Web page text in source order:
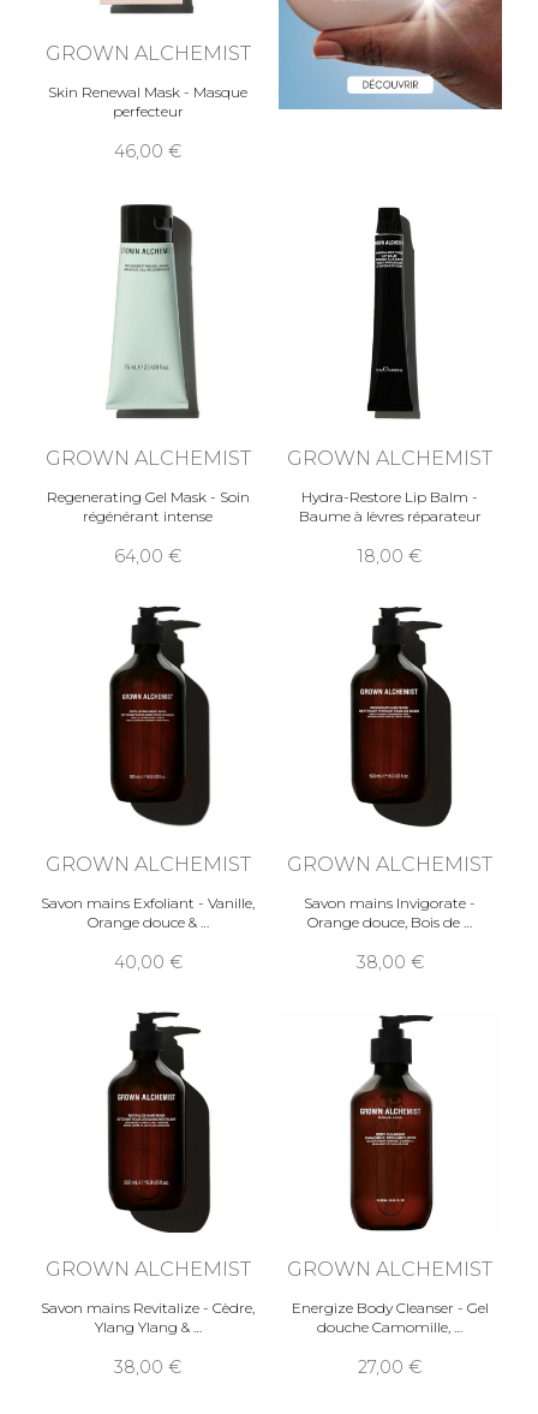
GROWN ALCHEMIST
Skin Renewal Mask - Masque
perfecteur
46,00
GROWN ALCHEMIST
Regenerating Gel Mask - Soin
régénérant intense
64,00
GROWN ALCHEMIST
Hydra-Restore Lip Balm -
Baume à lèvres réparateur
18,00
GROWN ALCHEMIST
Savon mains Exfoliant - Vanille,
Orange douce &
40,00
GROWN ALCHEMIST
Savon mains Invigorate -
Orange douce, Bois de
38,00
GROWN ALCHEMIST
Savon mains Revitalize - Cèdre,
Ylang Ylang &
38,00
GROWN ALCHEMIST
Energize Body Cleanser - Gel
douche Camomille,
27,00